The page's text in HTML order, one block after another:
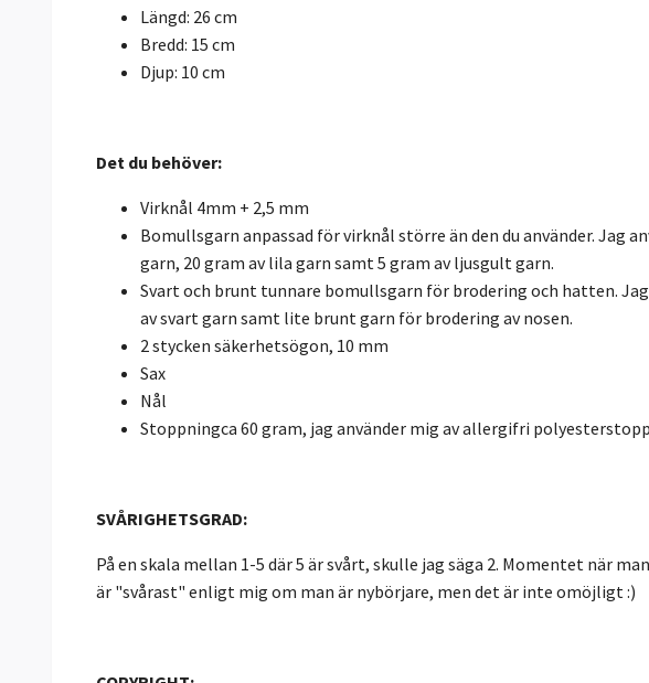
Längd: 26 cm
Bredd: 15 cm
Djup: 10 cm
Det du behöver:
Virknål 4mm + 2,5 mm
Bomullsgarn anpassad för virknål större än den du använder. Jag
garn, 20 gram av lila garn samt 5 gram av ljusgult garn.
Svart och brunt tunnare bomullsgarn för brodering och hatten.
av svart garn samt lite brunt garn för brodering av nosen.
2 stycken säkerhetsögon, 10 mm
Sax
Nål
Stoppningca 60 gram, jag använder mig av allergifri
SVÅRIGHETSGRAD:
På en skala mellan 1-5 där 5 är svårt, skulle jag säga 2. Momentet när
är "svårast" enligt mig om man är nybörjare, men det är inte omöjligt :)